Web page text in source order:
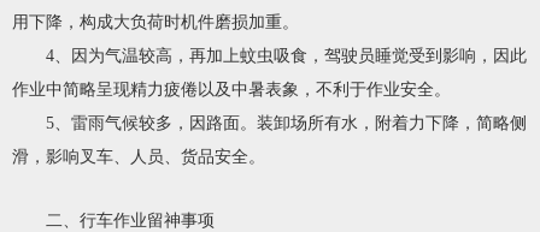
用下降，构成大负荷时机件磨损加重。
4、因为气温较高，再加上蚊虫吸食，驾驶员睡觉受到影响，因此
作业中简略呈现精力疲倦以及中暑表象，不利于作业安全。
5、雷雨气候较多，因路面。装卸场所有水，附着力下降，简略侧
滑，影响叉车、人员、货品安全。
二、行车作业留神事项